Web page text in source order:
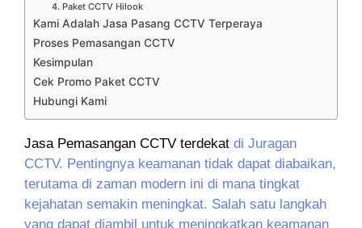
4. Paket CCTV Hilook
Kami Adalah Jasa Pasang CCTV Terperaya
Proses Pemasangan CCTV
Kesimpulan
Cek Promo Paket CCTV
Hubungi Kami
Jasa Pemasangan CCTV terdekat di Juragan
CCTV. Pentingnya keamanan tidak dapat diabaikan,
terutama di zaman modern ini di mana tingkat
kejahatan semakin meningkat. Salah satu langkah
yang dapat diambil untuk meningkatkan keamanan